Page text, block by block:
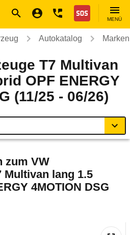
Nothilfe
MENÜ
Autokatalog
T7 Multivan
OPF ENERGY
(11/25 - 06/26)
zum VW
Multivan lang 1.5
4MOTION DSG